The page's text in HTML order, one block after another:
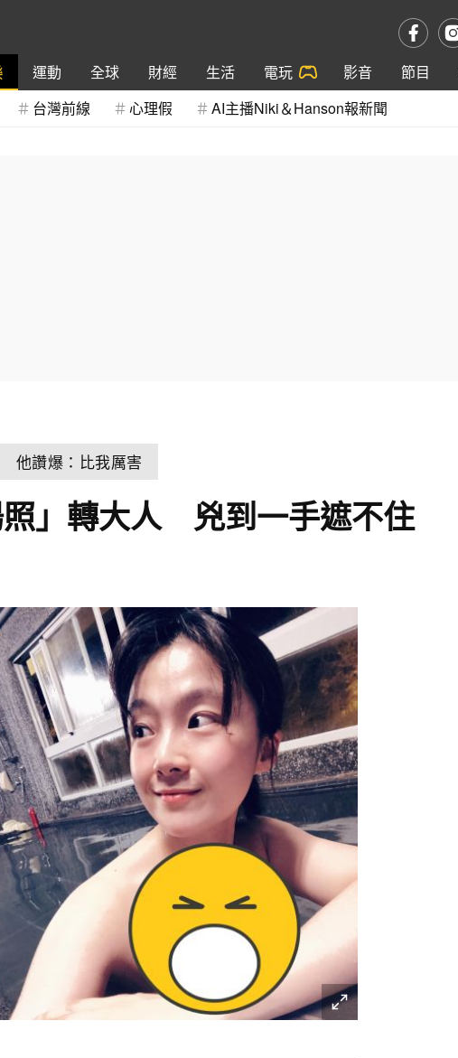
運動 全球 財經 生活 電玩 影音 節目
台灣前線
心理假 AI主播Niki＆Hanson報新聞
他讚爆：比我厲害
」轉大人 兇到一手遮不住